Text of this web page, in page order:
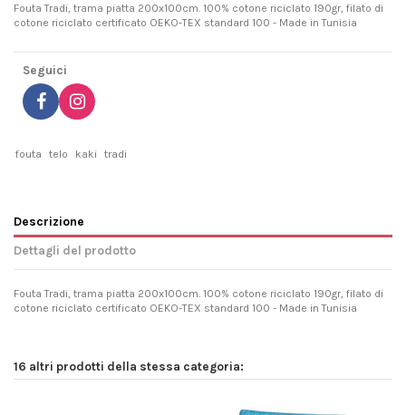
Fouta Tradi, trama piatta 200x100cm. 100% cotone riciclato 190gr, filato di
cotone riciclato certificato OEKO-TEX standard 100 - Made in Tunisia
Seguici
fouta telo kaki tradi
Descrizione
Dettagli del prodotto
Fouta Tradi, trama piatta 200x100cm. 100% cotone riciclato 190gr, filato di
cotone riciclato certificato OEKO-TEX standard 100 - Made in Tunisia
16 altri prodotti della stessa categoria: